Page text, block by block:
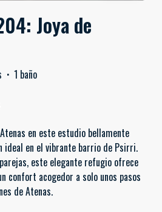
Joya de
· 1 baño
en este estudio bellamente
ideal en el vibrante barrio de Psirri.
este elegante refugio ofrece
confort acogedor a solo unos pasos
de Atenas.